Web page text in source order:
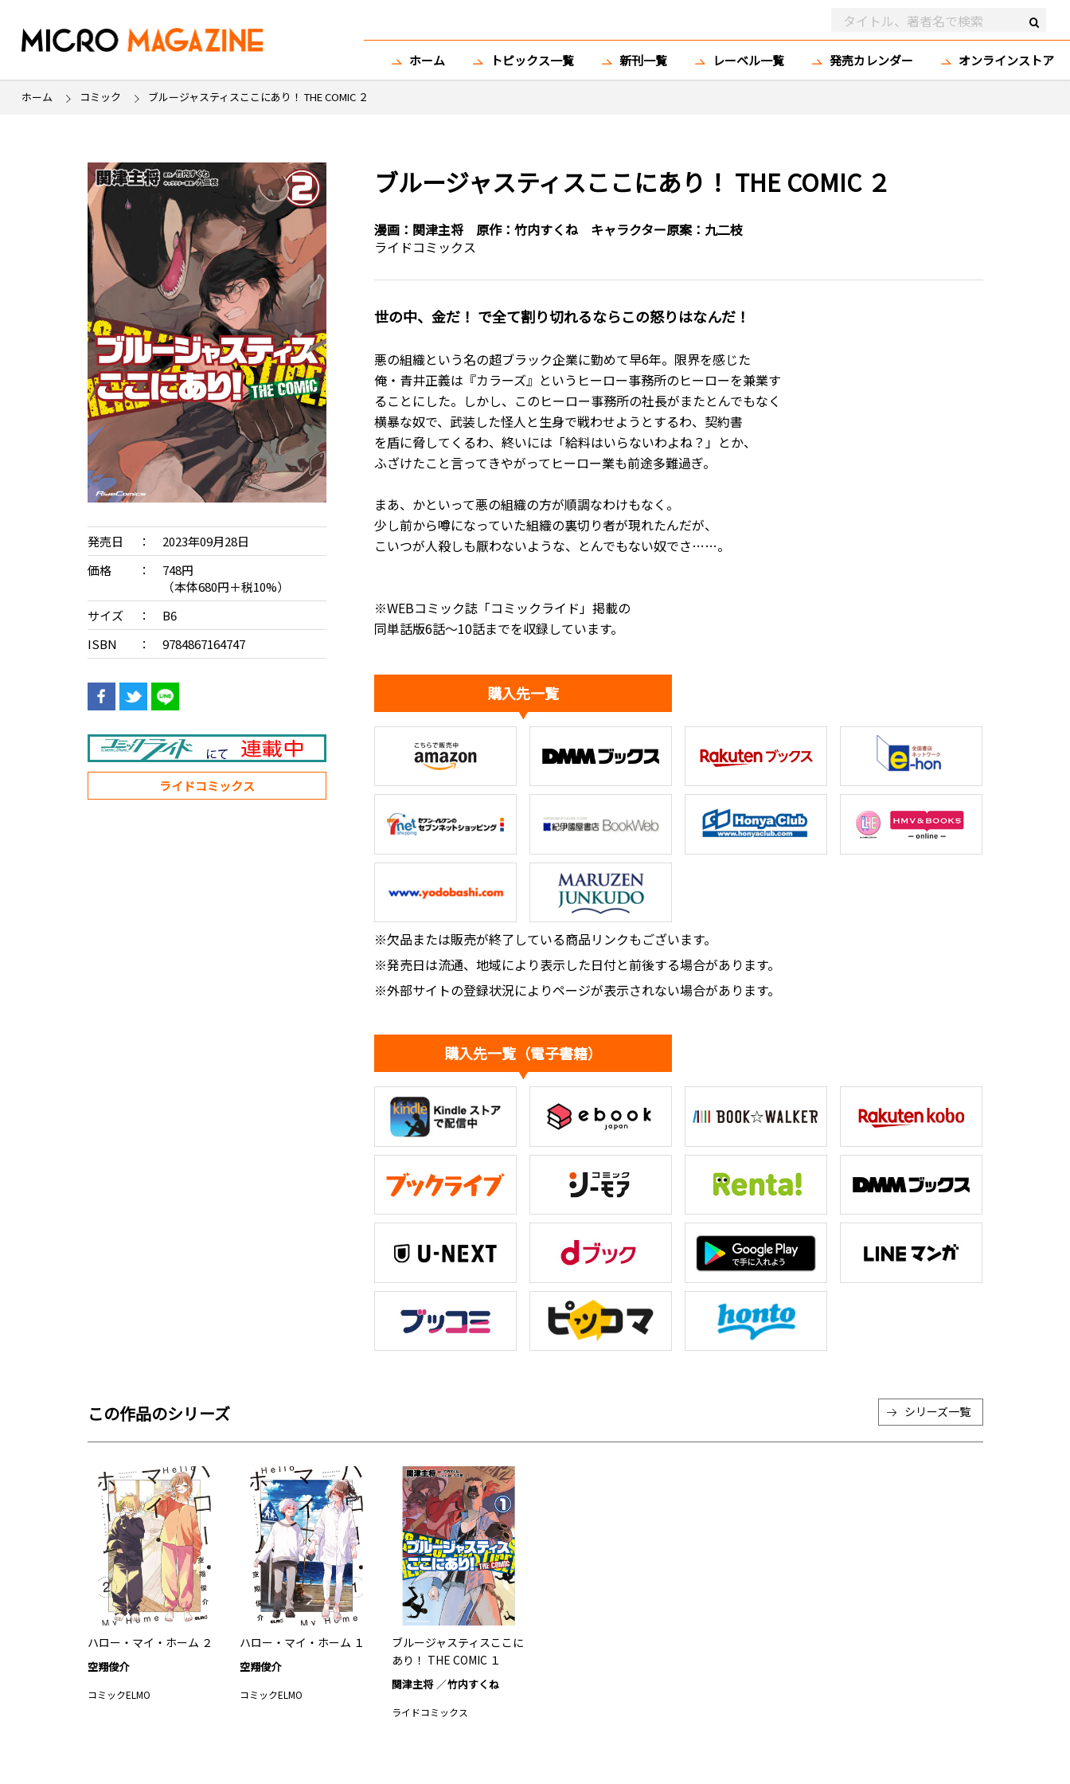
ホーム トピックス一覧 新刊一覧 レーベル一覧 発売カレンダー オンラインストア
ホーム コミック ブルージャスティスここにあり！ THE COMIC ２
発売日
2023年09月28日
価格
748円
（本体680円＋税10%）
サイズ
B6
ISBN
9784867164747
ライドコミックス
ブルージャスティスここにあり！ THE COMIC ２
漫画： 関津主将 原作： 竹内すくね キャラクター原案： 九二枝
ライドコミックス
世の中、金だ！ で全て割り切れるならこの怒りはなんだ！
悪の組織という名の超ブラック企業に勤めて早6年。限界を感じた
俺・青井正義は『カラーズ』というヒーロー事務所のヒーローを兼業す
ることにした。しかし、このヒーロー事務所の社長がまたとんでもなく
横暴な奴で、武装した怪人と生身で戦わせようとするわ、契約書
を盾に脅してくるわ、終いには「給料はいらないわよね？」とか、
ふざけたこと言ってきやがってヒーロー業も前途多難過ぎ。
まあ、かといって悪の組織の方が順調なわけもなく。
少し前から噂になっていた組織の裏切り者が現れたんだが、
こいつが人殺しも厭わないような、とんでもない奴でさ……。
※WEBコミック誌「コミックライド」掲載の
同単話版6話～10話までを収録しています。
購入先一覧
※欠品または販売が終了している商品リンクもございます。
※発売日は流通、地域により表示した日付と前後する場合があります。
※外部サイトの登録状況によりページが表示されない場合があります。
購入先一覧（電子書籍）
この作品のシリーズ シリーズ一覧
ハロー・マイ・ホーム ２
空翔俊介
コミックELMO
ハロー・マイ・ホーム １
空翔俊介
コミックELMO
ブルージャスティスここに
あり！ THE COMIC １
関津主将 竹内すくね
ライドコミックス